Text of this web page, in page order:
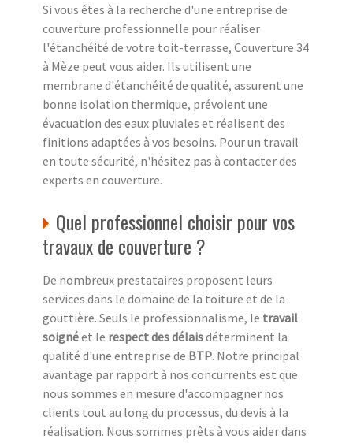
Si vous êtes à la recherche d'une entreprise de
couverture professionnelle pour réaliser
l'étanchéité de votre toit-terrasse, Couverture 34
à Mèze peut vous aider. Ils utilisent une
membrane d'étanchéité de qualité, assurent une
bonne isolation thermique, prévoient une
évacuation des eaux pluviales et réalisent des
finitions adaptées à vos besoins. Pour un travail
en toute sécurité, n'hésitez pas à contacter des
experts en couverture.
Quel professionnel choisir pour vos
travaux de couverture ?
De nombreux prestataires proposent leurs
services dans le domaine de la toiture et de la
gouttière. Seuls le professionnalisme, le travail
soignéet le respect des délaisdéterminent la
qualité d'une entreprise de BTP. Notre principal
avantage par rapport à nos concurrents est que
nous sommes en mesure d'accompagner nos
clients tout au long du processus, du devis à la
réalisation. Nous sommes prêts à vous aider dans